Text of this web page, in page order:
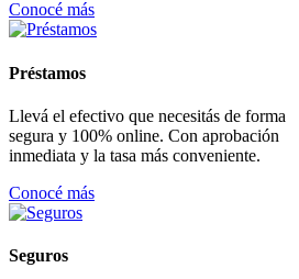
Conocé más
Préstamos
Llevá el efectivo que necesitás de forma
segura y 100% online. Con aprobación
inmediata y la tasa más conveniente.
Conocé más
Seguros